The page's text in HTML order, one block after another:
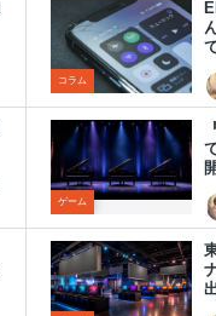
コラム
ゲーム